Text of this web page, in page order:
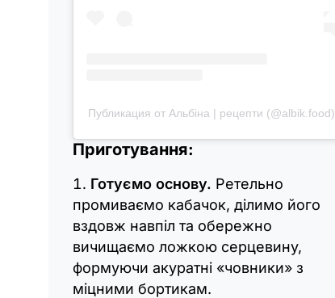
Публикация от Альбіна | рецепти (@albik.food)
Приготування:
Готуємо основу. Ретельно
промиваємо кабачок, ділимо його
вздовж навпіл та обережно
вичищаємо ложкою серцевину,
формуючи акуратні «човники» з
міцними бортикам.